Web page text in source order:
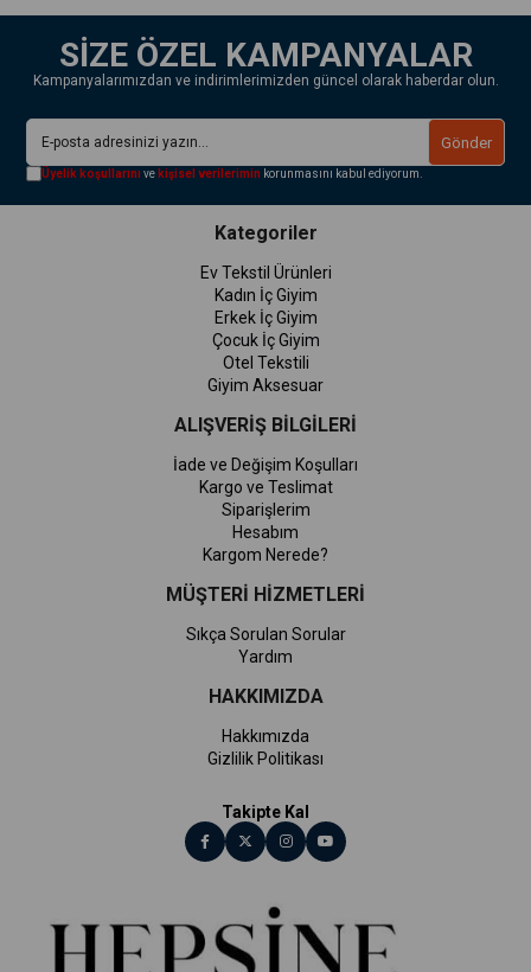
SİZE ÖZEL KAMPANYALAR
Kampanyalarımızdan ve indirimlerimizden güncel olarak haberdar olun.
Gönder
Üyelik koşullarını ve kişisel verilerimin korunmasını kabul ediyorum.
Kategoriler
Ev Tekstil Ürünleri
Kadın İç Giyim
Erkek İç Giyim
Çocuk İç Giyim
Otel Tekstili
Giyim Aksesuar
ALIŞVERİŞ BİLGİLERİ
İade ve Değişim Koşulları
Kargo ve Teslimat
Siparişlerim
Hesabım
Kargom Nerede?
MÜŞTERİ HİZMETLERİ
Sıkça Sorulan Sorular
Yardım
HAKKIMIZDA
Hakkımızda
Gizlilik Politikası
Takipte Kal